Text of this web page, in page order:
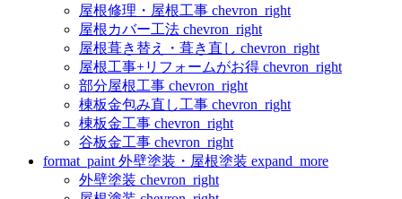
屋根修理・屋根工事 chevron_right
屋根カバー工法 chevron_right
屋根葺き替え・葺き直し chevron_right
屋根工事+リフォームがお得 chevron_right
部分屋根工事 chevron_right
棟板金包み直し工事 chevron_right
棟板金工事 chevron_right
谷板金工事 chevron_right
format_paint 外壁塗装・屋根塗装 expand_more
外壁塗装 chevron_right